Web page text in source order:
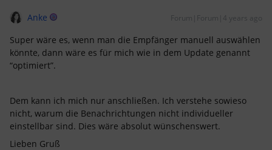
Anke Forum|Forum|4 years ago
Super wäre es, wenn man die Empfänger manuell auswählen
könnte, dann wäre es für mich wie in dem Update genannt
“optimiert”.
Dem kann ich mich nur anschließen. Ich verstehe sowieso
nicht, warum die Benachrichtungen nicht individueller
einstellbar sind. Dies wäre absolut wünschenswert.
Lieben Gruß